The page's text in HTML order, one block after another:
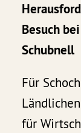
Besuch
Schubnell
Für
für